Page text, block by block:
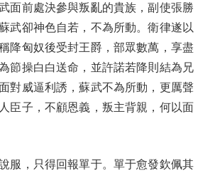
前處決參與叛亂的貴族，副使張勝
武卻神色自若，不為所動。衛律遂以
降匈奴後受封王爵，部眾數萬，享盡
節操白白送命，並許諾若降則結為兄
對威逼利誘，蘇武不為所動，更厲聲
臣子，不顧恩義，叛主背親，何以面
，只得回報單于。單于愈發欽佩其